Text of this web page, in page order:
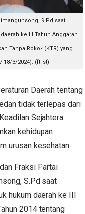
S.Pd saat
ke III Tahun Anggaran
Tanpa Rokok (KTR) yang
18/3/2024). (ft-ist)
Daerah tentang
tidak terlepas dari
Sejahtera
kehidupan
urusan kesehatan.
Fraksi Partai
S.Pd saat
hukum daerah ke III
2014 tentang